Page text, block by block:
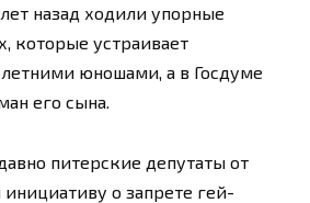
назад ходили упорные
которые устраивает
юношами, а в Госдуме
его сына.
питерские депутаты от
о запрете гей-